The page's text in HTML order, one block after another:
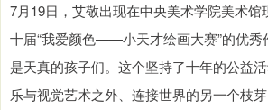
7月19日，艾敬出现在中央美术学院美术馆
十届“我爱颜色——小天才绘画大赛”的优秀
是天真的孩子们。这个坚持了十年的公益
乐与视觉艺术之外、连接世界的另一个枝芽